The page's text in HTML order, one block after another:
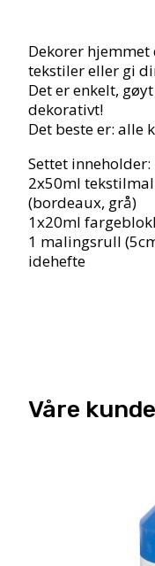
Dekorer
tekstiler eller gi
Det er enkelt,
dekorativt!
Det beste er: alle
Settet inneholder:
2x50ml
(bordeaux, grå)
1x20ml
1 malingsrull
idehefte
Våre